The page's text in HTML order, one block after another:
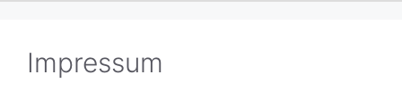
Impressum